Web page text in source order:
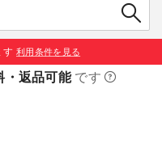
す 利用条件を見る
・返品可能です